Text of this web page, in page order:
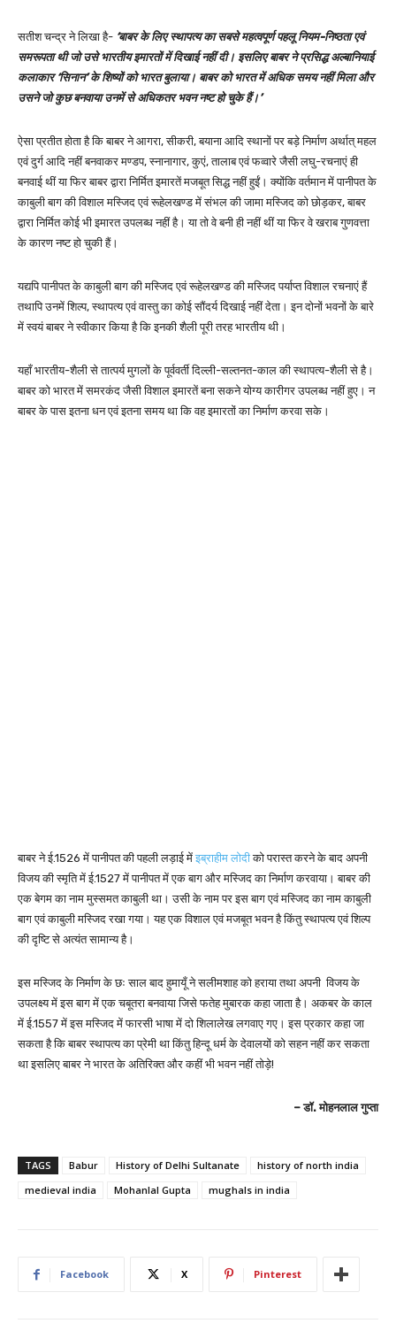
सतीश चन्द्र ने लिखा है- ‘बाबर के लिए स्थापत्य का सबसे महत्वपूर्ण पहलू नियम-निष्ठता एवं
समरूपता थी जो उसे भारतीय इमारतों में दिखाई नहीं दी। इसलिए बाबर ने प्रसिद्ध अल्बानियाई
कलाकार ‘सिनान’ के शिष्यों को भारत बुलाया। बाबर को भारत में अधिक समय नहीं मिला और
उसने जो कुछ बनवाया उनमें से अधिकतर भवन नष्ट हो चुके हैं।’
ऐसा प्रतीत होता है कि बाबर ने आगरा, सीकरी, बयाना आदि स्थानों पर बड़े निर्माण अर्थात् महल
एवं दुर्ग आदि नहीं बनवाकर मण्डप, स्नानागार, कुएं, तालाब एवं फव्वारे जैसी लघु-रचनाएं ही
बनवाई थीं या फिर बाबर द्वारा निर्मित इमारतें मजबूत सिद्ध नहीं हुईं। क्योंकि वर्तमान में पानीपत के
काबुली बाग की विशाल मस्जिद एवं रूहेलखण्ड में संभल की जामा मस्जिद को छोड़कर, बाबर
द्वारा निर्मित कोई भी इमारत उपलब्ध नहीं है। या तो वे बनी ही नहीं थीं या फिर वे खराब गुणवत्ता
के कारण नष्ट हो चुकी हैं।
यद्यपि पानीपत के काबुली बाग की मस्जिद एवं रूहेलखण्ड की मस्जिद पर्याप्त विशाल रचनाएं हैं
तथापि उनमें शिल्प, स्थापत्य एवं वास्तु का कोई सौंदर्य दिखाई नहीं देता। इन दोनों भवनों के बारे
में स्वयं बाबर ने स्वीकार किया है कि इनकी शैली पूरी तरह भारतीय थी।
यहाँ भारतीय-शैली से तात्पर्य मुगलों के पूर्ववर्ती दिल्ली-सल्तनत-काल की स्थापत्य-शैली से है।
बाबर को भारत में समरकंद जैसी विशाल इमारतें बना सकने योग्य कारीगर उपलब्ध नहीं हुए। न
बाबर के पास इतना धन एवं इतना समय था कि वह इमारतों का निर्माण करवा सके।
बाबर ने ई.1526 में पानीपत की पहली लड़ाई में इब्राहीम लोदीको परास्त करने के बाद अपनी
विजय की स्मृति में ई.1527 में पानीपत में एक बाग और मस्जिद का निर्माण करवाया। बाबर की
एक बेगम का नाम मुस्समत काबुली था। उसी के नाम पर इस बाग एवं मस्जिद का नाम काबुली
बाग एवं काबुली मस्जिद रखा गया। यह एक विशाल एवं मजबूत भवन है किंतु स्थापत्य एवं शिल्प
की दृष्टि से अत्यंत सामान्य है।
इस मस्जिद के निर्माण के छः साल बाद हुमायूँ ने सलीमशाह को हराया तथा अपनी विजय के
उपलक्ष्य में इस बाग में एक चबूतरा बनवाया जिसे फतेह मुबारक कहा जाता है। अकबर के काल
में ई.1557 में इस मस्जिद में फारसी भाषा में दो शिलालेख लगवाए गए। इस प्रकार कहा जा
सकता है कि बाबर स्थापत्य का प्रेमी था किंतु हिन्दू धर्म के देवालयों को सहन नहीं कर सकता
था इसलिए बाबर ने भारत के अतिरिक्त और कहीं भी भवन नहीं तोड़े!
– डॉ. मोहनलाल गुप्ता
TAGS Babur History of Delhi Sultanate
history of north india
medieval india
Mohanlal Gupta mughals in india
Facebook X Pinterest